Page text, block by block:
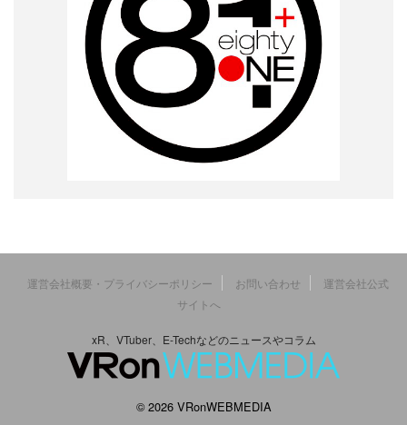
運営会社概要・プライバシーポリシー お問い合わせ
運営会社公式
サイトへ
xR、VTuber、E-Techなどのニュースやコラム
© 2026 VRonWEBMEDIA